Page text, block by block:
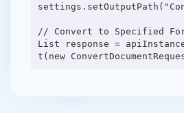
// Convert to Specified
List response =